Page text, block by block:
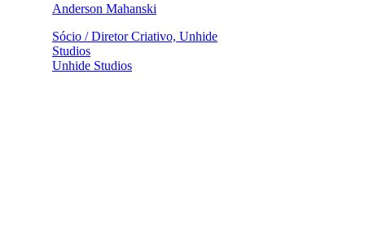
Anderson Mahanski
Sócio / Diretor Criativo, Unhide
Studios
Unhide Studios